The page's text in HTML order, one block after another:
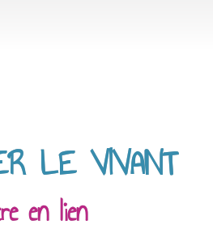
LE VIVANT
en lien